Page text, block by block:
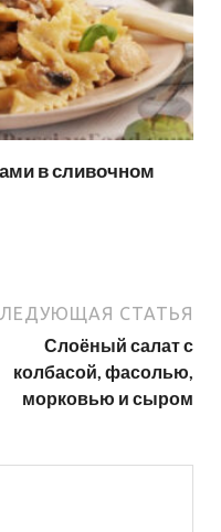
в сливочном
СТАТЬЯ
Слоёный салат с
колбасой, фасолью,
морковью и сыром